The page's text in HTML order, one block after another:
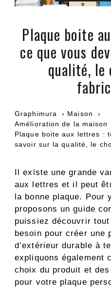
Plaque boite
ce que vous
qualité,
Graphimura
Maison
Amélioration de la maison
Plaque boite aux lettres :
savoir sur la qualité, le
Il existe une grande
aux lettres et il peut
la bonne plaque. Pour
proposons un guide
puissiez découvrir
besoin pour créer une
d’extérieur durable à
expliquons également
choix du produit et
pour votre plaque